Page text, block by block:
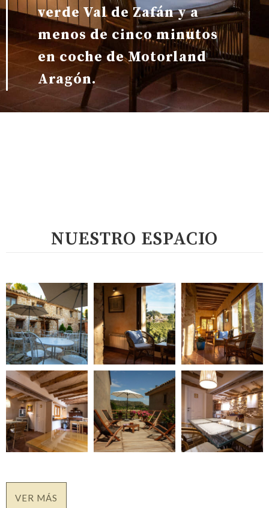
verde Val de Zafán y a
menos de cinco minutos
en coche de Motorland
Aragón.
NUESTRO ESPACIO
VER MÁS